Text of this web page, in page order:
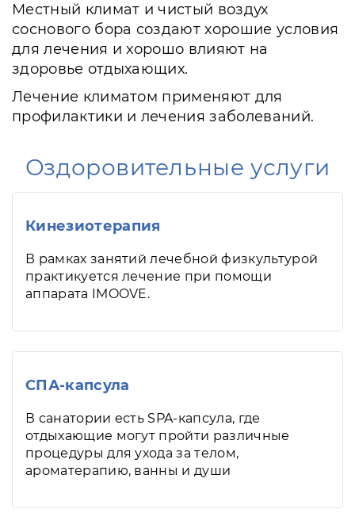
Местный климат и чистый воздух
соснового бора создают хорошие условия
для лечения и хорошо влияют на
здоровье отдыхающих.
Лечение климатом применяют для
профилактики и лечения заболеваний.
Оздоровительные услуги
Кинезиотерапия
В рамках занятий лечебной физкультурой
практикуется лечение при помощи
аппарата IMOOVE.
СПА-капсула
В санатории есть SPA-капсула, где
отдыхающие могут пройти различные
процедуры для ухода за телом,
ароматерапию, ванны и души